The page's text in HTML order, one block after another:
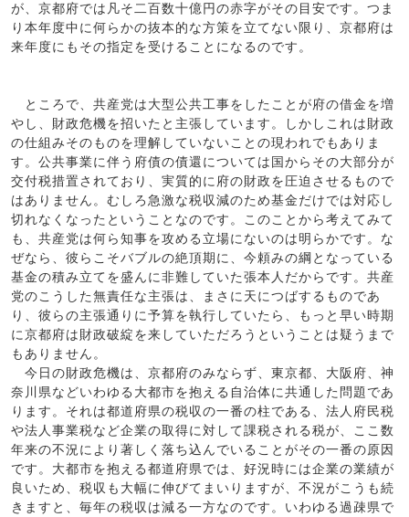
が、京都府では凡そ二百数十億円の赤字がその目安です。つま
り本年度中に何らかの抜本的な方策を立てない限り、京都府は
来年度にもその指定を受けることになるのです。
ところで、共産党は大型公共工事をしたことが府の借金を増
やし、財政危機を招いたと主張しています。しかしこれは財政
の仕組みそのものを理解していないことの現われでもありま
す。公共事業に伴う府債の債還については国からその大部分が
交付税措置されており、実質的に府の財政を圧迫させるもので
はありません。むしろ急激な税収減のため基金だけでは対応し
切れなくなったということなのです。このことから考えてみて
も、共産党は何ら知事を攻める立場にないのは明らかです。な
ぜなら、彼らこそバブルの絶頂期に、今頼みの綱となっている
基金の積み立てを盛んに非難していた張本人だからです。共産
党のこうした無責任な主張は、まさに天につばするものであ
り、彼らの主張通りに予算を執行していたら、もっと早い時期
に京都府は財政破綻を来していただろうということは疑うまで
もありません。
今日の財政危機は、京都府のみならず、東京都、大阪府、神
奈川県などいわゆる大都市を抱える自治体に共通した問題であ
ります。それは都道府県の税収の一番の柱である、法人府民税
や法人事業税など企業の取得に対して課税される税が、ここ数
年来の不況により著しく落ち込んでいることがその一番の原因
です。大都市を抱える都道府県では、好況時には企業の業績が
良いため、税収も大幅に伸びてまいりますが、不況がこうも続
きますと、毎年の税収は減る一方なのです。いわゆる過疎県で